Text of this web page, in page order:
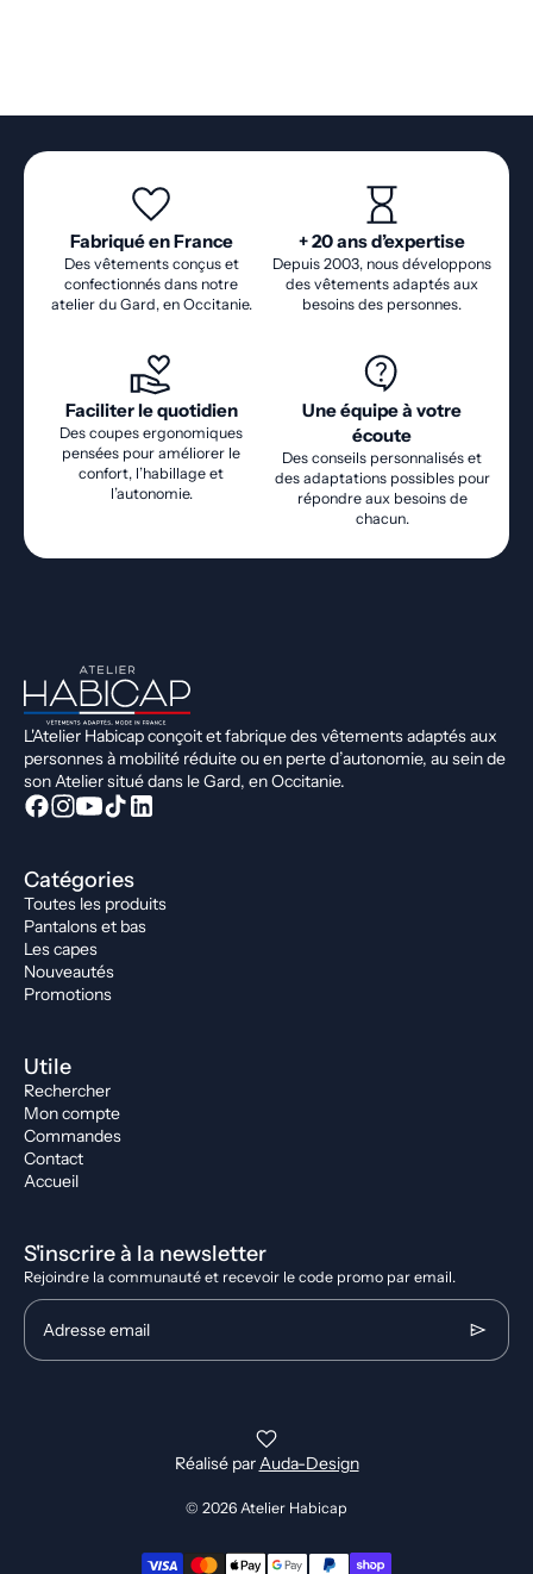
Fabriqué en France
Des vêtements conçus et
confectionnés dans notre
atelier du Gard, en Occitanie.
+ 20 ans d’expertise
Depuis 2003, nous développons
des vêtements adaptés aux
besoins des personnes.
Faciliter le quotidien
Des coupes ergonomiques
pensées pour améliorer le
confort, l’habillage et
l’autonomie.
Une équipe à votre
écoute
Des conseils personnalisés et
des adaptations possibles pour
répondre aux besoins de
chacun.
L'Atelier Habicap conçoit et fabrique des vêtements adaptés aux
personnes à mobilité réduite ou en perte d’autonomie, au sein de
son Atelier situé dans le Gard, en Occitanie.
Catégories
Toutes les produits
Pantalons et bas
Les capes
Nouveautés
Promotions
Utile
Rechercher
Mon compte
Commandes
Contact
Accueil
S'inscrire à la newsletter
Rejoindre la communauté et recevoir le code promo par email.
Adresse email
Réalisé parAuda-Design
© 2026 Atelier Habicap